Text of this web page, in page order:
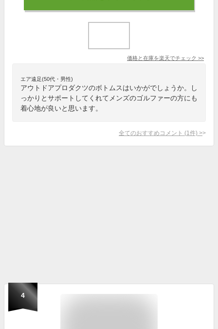
価格と在庫を楽天でチェック >>
エア遠足(50代・男性)
アウトドアプロダクツのボトムスはいかがでしょうか。し
っかりとサポートしてくれてメンズのゴルファーの方にも
着心地が良いと思います。
全てのおすすめコメント (1 件) >
4